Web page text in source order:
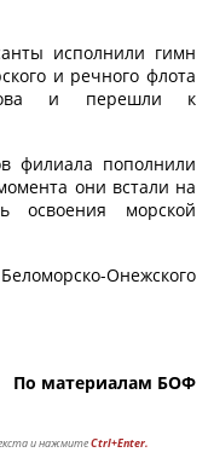
исполнили гимн
и речного флота
и перешли к
филиала пополнили
они встали на
освоения морской
Онежского
По материалам БОФ
и нажмитеCtrl+Enter.